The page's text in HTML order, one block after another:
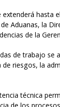
extenderá hasta
Aduanas, la
de la
de trabajo se
riesgos, la
técnica